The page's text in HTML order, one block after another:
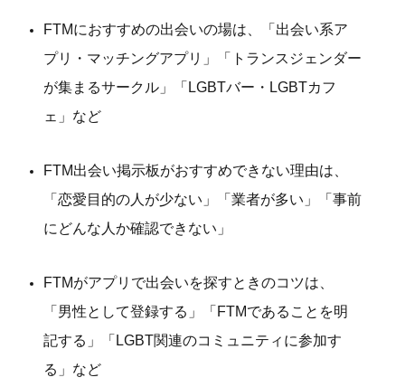
FTMにおすすめの出会いの場は、「出会い系ア
プリ・マッチングアプリ」「トランスジェンダー
が集まるサークル」「LGBTバー・LGBTカフ
ェ」など
FTM出会い掲示板がおすすめできない理由は、
「恋愛目的の人が少ない」「業者が多い」「事前
にどんな人か確認できない」
FTMがアプリで出会いを探すときのコツは、
「男性として登録する」「FTMであることを明
記する」「LGBT関連のコミュニティに参加す
る」など